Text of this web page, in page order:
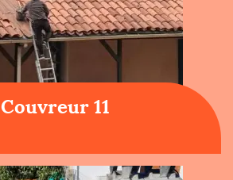
Couvreur 11